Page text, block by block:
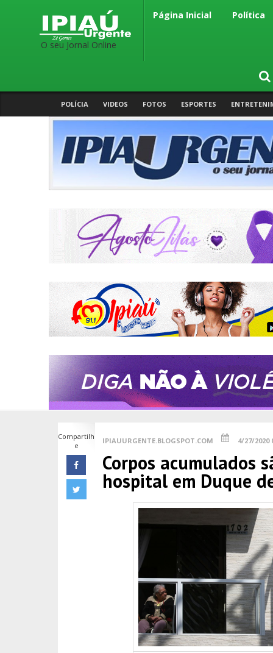
O seu Jornal Online
Página Inicial Política
POLÍCIA VIDEOS FOTOS ESPORTES
Compartilh
e
IPIAUURGENTE.BLOGSPOT.COM 4/27/2020
Corpos acumulados
hospital em Duque